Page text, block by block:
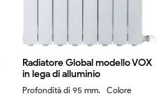
Radiatore Global modello VOX
in lega di alluminio
Profondità di 95 mm. Colore